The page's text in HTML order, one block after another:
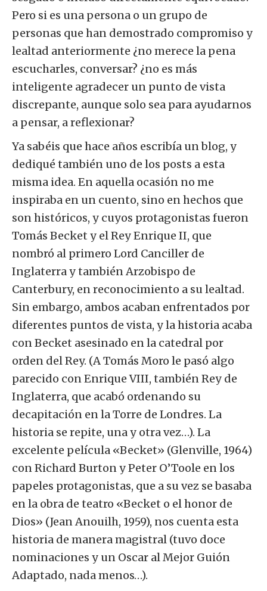
Pero si es una persona o un grupo de
personas que han demostrado compromiso y
lealtad anteriormente ¿no merece la pena
escucharles, conversar? ¿no es más
inteligente agradecer un punto de vista
discrepante, aunque solo sea para ayudarnos
a pensar, a reflexionar?
Ya sabéis que hace años escribía un blog, y
dediqué también uno de los posts a esta
misma idea. En aquella ocasión no me
inspiraba en un cuento, sino en hechos que
son históricos, y cuyos protagonistas fueron
Tomás Becket y el Rey Enrique II, que
nombró al primero Lord Canciller de
Inglaterra y también Arzobispo de
Canterbury, en reconocimiento a su lealtad.
Sin embargo, ambos acaban enfrentados por
diferentes puntos de vista, y la historia acaba
con Becket asesinado en la catedral por
orden del Rey. (A Tomás Moro le pasó algo
parecido con Enrique VIII, también Rey de
Inglaterra, que acabó ordenando su
decapitación en la Torre de Londres. La
historia se repite, una y otra vez…). La
excelente película «Becket» (Glenville, 1964)
con Richard Burton y Peter O’Toole en los
papeles protagonistas, que a su vez se basaba
en la obra de teatro «Becket o el honor de
Dios» (Jean Anouilh, 1959), nos cuenta esta
historia de manera magistral (tuvo doce
nominaciones y un Oscar al Mejor Guión
Adaptado, nada menos…).